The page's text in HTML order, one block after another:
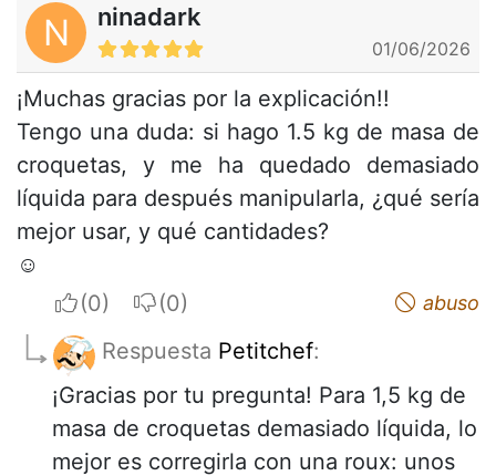
N ninadark
01/06/2026
¡Muchas gracias por la explicación!!
Tengo una duda: si hago 1.5 kg de masa de
croquetas, y me ha quedado demasiado
líquida para después manipularla, ¿qué sería
mejor usar, y qué cantidades?
☺️
I apreciateI do not appreciate abuso
Respuesta Petitchef:
¡Gracias por tu pregunta! Para 1,5 kg de
masa de croquetas demasiado líquida, lo
mejor es corregirla con una roux: unos